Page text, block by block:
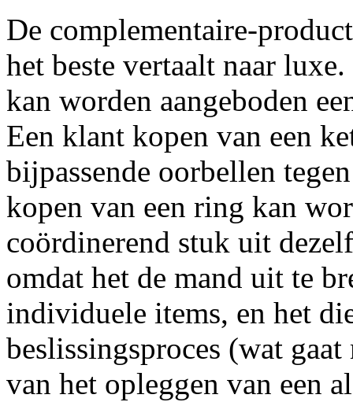
De complementaire-
het beste vertaalt naar
kan worden aangeboden
Een klant kopen van een
bijpassende oorbellen
kopen van een ring kan
coördinerend stuk uit
omdat het de mand uit te
individuele items, en het
beslissingsproces (wat
van het opleggen van een